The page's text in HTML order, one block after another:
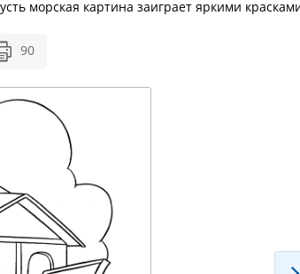
морская картина заиграет яркими
90